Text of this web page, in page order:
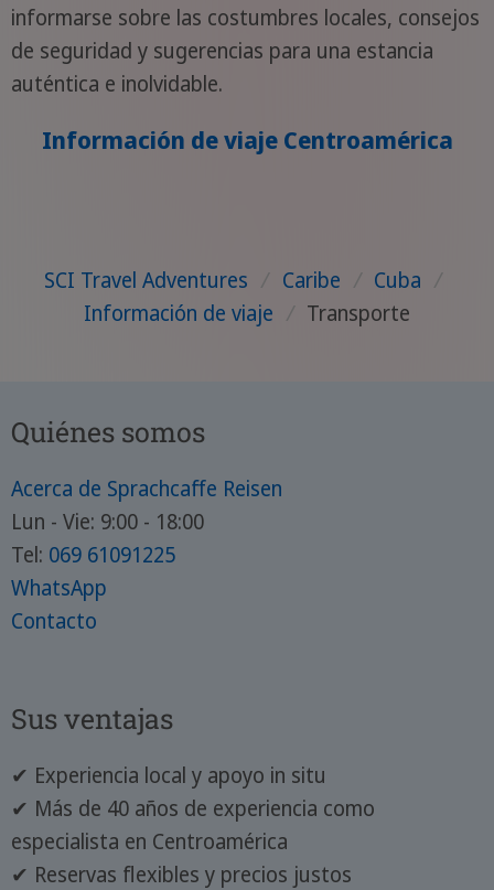
informarse sobre las costumbres locales, consejos
de seguridad y sugerencias para una estancia
auténtica e inolvidable.
Información de viaje Centroamérica
SCI Travel Adventures / Caribe / Cuba /
Información de viaje / Transporte
Quiénes somos
Acerca de Sprachcaffe Reisen
Lun - Vie: 9:00 - 18:00
Tel: 069 61091225
WhatsApp
Contacto
Sus ventajas
✔ Experiencia local y apoyo in situ
✔ Más de 40 años de experiencia como
especialista en Centroamérica
✔ Reservas flexibles y precios justos